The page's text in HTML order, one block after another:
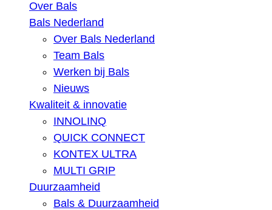
Over Bals
Bals Nederland
Over Bals Nederland
Team Bals
Werken bij Bals
Nieuws
Kwaliteit & innovatie
INNOLINQ
QUICK CONNECT
KONTEX ULTRA
MULTI GRIP
Duurzaamheid
Bals & Duurzaamheid